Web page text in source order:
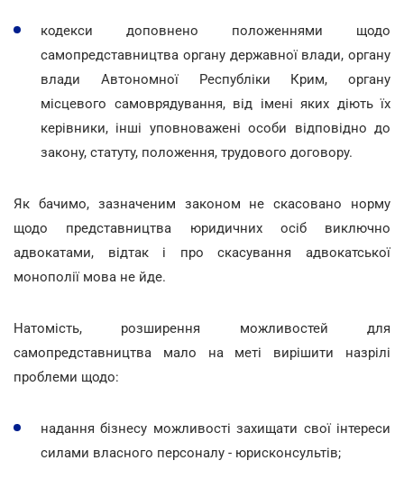
кодекси доповнено положеннями щодо
самопредставництва органу державної влади, органу
влади Автономної Республіки Крим, органу
місцевого самоврядування, від імені яких діють їх
керівники, інші уповноважені особи відповідно до
закону, статуту, положення, трудового договору.
Як бачимо, зазначеним законом не скасовано норму
щодо представництва юридичних осіб виключно
адвокатами, відтак і про скасування адвокатської
монополії мова не йде.
Натомість, розширення можливостей для
самопредставництва мало на меті вирішити назрілі
проблеми щодо:
надання бізнесу можливості захищати свої інтереси
силами власного персоналу - юрисконсультів;